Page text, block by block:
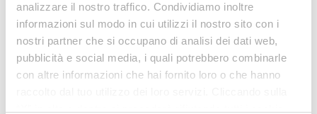
analizzare il nostro traffico. Condividiamo inoltre
informazioni sul modo in cui utilizzi il nostro sito con i
nostri partner che si occupano di analisi dei dati web,
pubblicità e social media, i quali potrebbero combinarle
con altre informazioni che hai fornito loro o che hanno
Iscriviti alla nostra
Newsletter
Notizie, Modulistica e Linee Guida gratuite per